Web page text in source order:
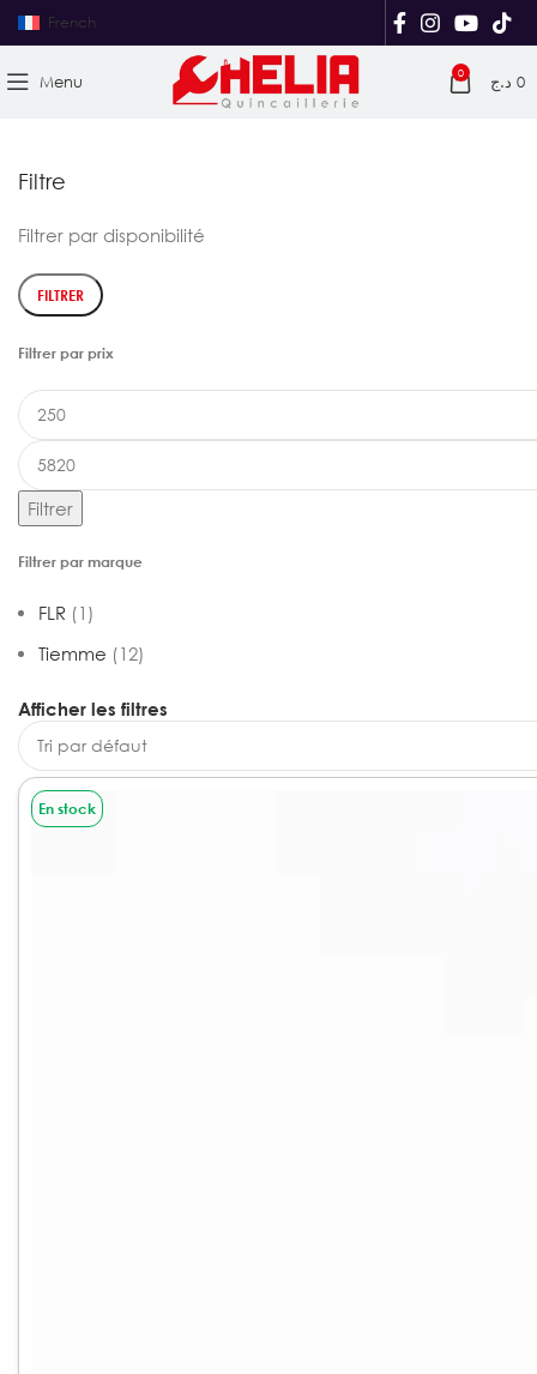
French
Menu 0 0 د.ج
Filtre
Filtrer par disponibilité
FILTRER
Filtrer par prix
Filtrer
Filtrer par marque
FLR (1)
Tiemme (12)
Afficher les filtres
En stock